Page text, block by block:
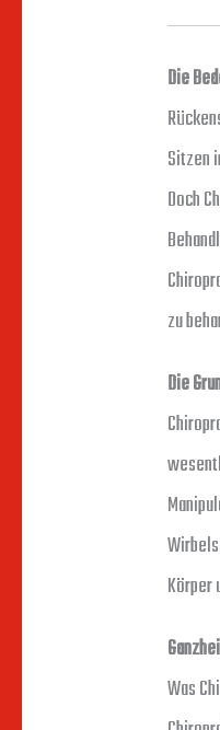
Die
Sitzen
Doch
zu
Die
Körper
Was